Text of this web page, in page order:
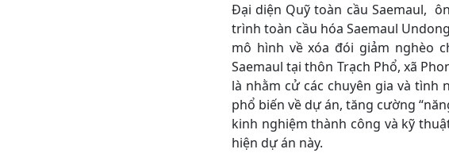
Đại diện Quỹ toàn cầu Saemaul,
trình toàn cầu hóa Saemaul
mô hình về xóa đói giảm nghèo
Saemaul tại thôn Trạch Phổ, xã
là nhằm cử các chuyên gia và tình
phổ biến về dự án, tăng cường
kinh nghiệm thành công và kỹ
hiện dự án này.